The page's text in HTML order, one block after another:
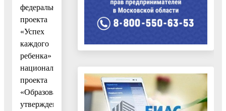
федерального
проекта
«Успех
каждого
ребенка»
национального
проекта
«Образование»,
утвержденного